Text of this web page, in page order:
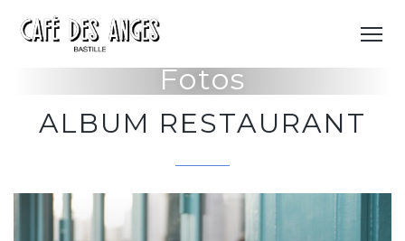
Fotos
ALBUM RESTAURANT